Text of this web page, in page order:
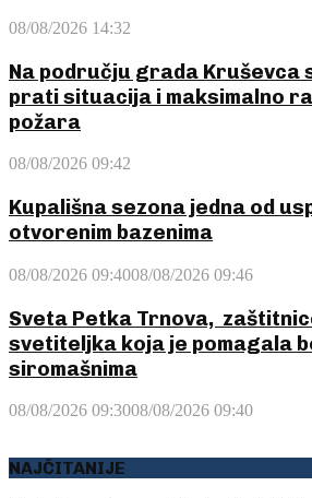
08/08/2026 14:32
Na području grada Kruševca
prati situacija i maksimalno
požara
08/08/2026 09:42
Kupališna sezona jedna od
otvorenim bazenima
08/08/2026 09:4008/08/2026 09:46
Sveta Petka Trnova,
svetiteljka koja je pomagala
siromašnima
08/08/2026 09:3008/08/2026 09:40
NAJČITANIJE